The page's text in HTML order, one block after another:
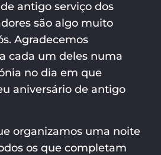
antigo serviço dos
são algo muito
Agradecemos
cada um deles numa
no dia em que
aniversário de antigo
organizamos uma noite
os que completam